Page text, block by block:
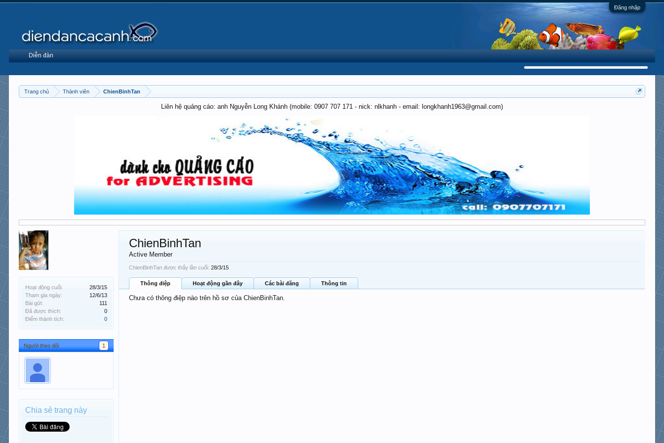
Đăng nhập
Trang chủ Thành viên ChienBinhTan
Liên hệ quảng cáo: anh Nguyễn Long Khánh (mobile: 0907 707 171 - nick: nlkhanh - email: longkhanh1963@gmail.com)
Hoạt động cuối:
28/3/15
Tham gia ngày:
12/6/13
Bài gửi:
111
Đã được thích:
0
Điểm thành tích:
0
Người theo dõi 1
Chia sẻ trang này
ChienBinhTan
Active Member
ChienBinhTan được thấy lần cuối: 28/3/15
Thông điệp Hoạt động gần đây Các bài đăng Thông tin
Chưa có thông điệp nào trên hồ sơ của ChienBinhTan.
Diễn đàn